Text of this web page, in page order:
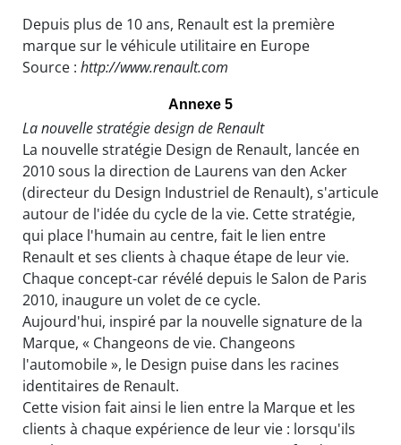
Depuis plus de 10 ans, Renault est la première
marque sur le véhicule utilitaire en Europe
Source : http://www.renault.com
Annexe 5
La nouvelle stratégie design de Renault
La nouvelle stratégie Design de Renault, lancée en
2010 sous la direction de Laurens van den Acker
(directeur du Design Industriel de Renault), s'articule
autour de l'idée du cycle de la vie. Cette stratégie,
qui place l'humain au centre, fait le lien entre
Renault et ses clients à chaque étape de leur vie.
Chaque concept-car révélé depuis le Salon de Paris
2010, inaugure un volet de ce cycle.
Aujourd'hui, inspiré par la nouvelle signature de la
Marque, « Changeons de vie. Changeons
l'automobile », le Design puise dans les racines
identitaires de Renault.
Cette vision fait ainsi le lien entre la Marque et les
clients à chaque expérience de leur vie : lorsqu'ils